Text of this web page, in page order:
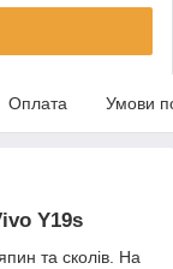
Оплата Умови
Y19s
та сколів. На